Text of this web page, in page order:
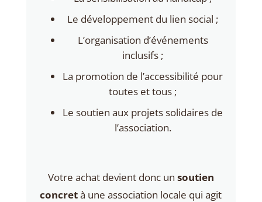
Le développement du lien social ;
L’organisation d’événements
inclusifs ;
La promotion de l’accessibilité pour
toutes et tous ;
Le soutien aux projets solidaires de
l’association.
Votre achat devient donc un soutien
concretà une association locale qui agit